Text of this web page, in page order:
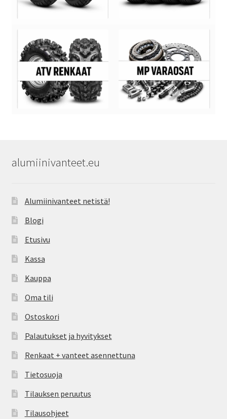
alumiinivanteet.eu
Alumiinivanteet netistä!
Blogi
Etusivu
Kassa
Kauppa
Oma tili
Ostoskori
Palautukset ja hyvitykset
Renkaat + vanteet asennettuna
Tietosuoja
Tilauksen peruutus
Tilausohjeet